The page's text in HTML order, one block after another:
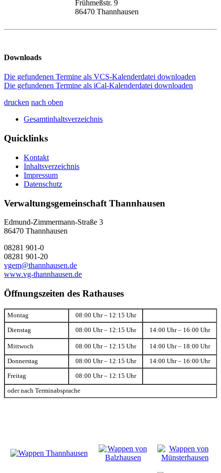
Frühmeßstr. 9
86470 Thannhausen
Downloads
Die gefundenen Termine als VCS-Kalenderdatei downloaden
Die gefundenen Termine als iCal-Kalenderdatei downloaden
drucken nach oben
Gesamtinhaltsverzeichnis
Quicklinks
Kontakt
Inhaltsverzeichnis
Impressum
Datenschutz
Verwaltungsgemeinschaft Thannhausen
Edmund-Zimmermann-Straße 3
86470 Thannhausen
08281 901-0
08281 901-20
vgem@thannhausen.de
www.vg-thannhausen.de
Öffnungszeiten des Rathauses
Montag 08:00 Uhr – 12:15 Uhr
Dienstag 08:00 Uhr – 12:15 Uhr 14:00 Uhr – 16:00 Uhr
Mittwoch 08:00 Uhr – 12:15 Uhr 14:00 Uhr – 18:00 Uhr
Donnerstag 08:00 Uhr – 12:15 Uhr 14:00 Uhr – 16:00 Uhr
Freitag 08:00 Uhr – 12:15 Uhr
oder nach Terminabsprache